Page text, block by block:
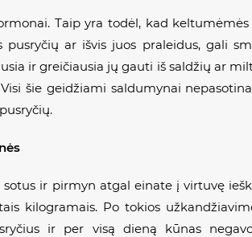
Taip yra todėl, kad
ar išvis juos praleidus, gali
ir greičiausia jų gauti iš saldžių ar
šie geidžiami saldumynai
ir pirmyn atgal einate į virtuvę
kilogramais. Po tokios
ir per visą dieną kūnas